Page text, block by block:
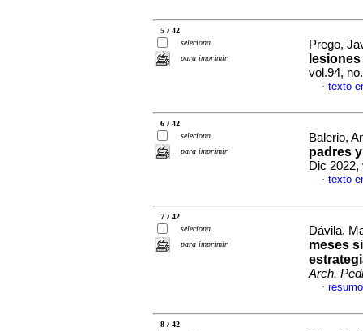
5 / 42
seleciona
para imprimir
Prego,
vol.94,
· texto
6 / 42
seleciona
para imprimir
Balerio,
padres
Dic 2022,
· texto
7 / 42
seleciona
para imprimir
Dávila,
meses
Arch.
·
8 / 42